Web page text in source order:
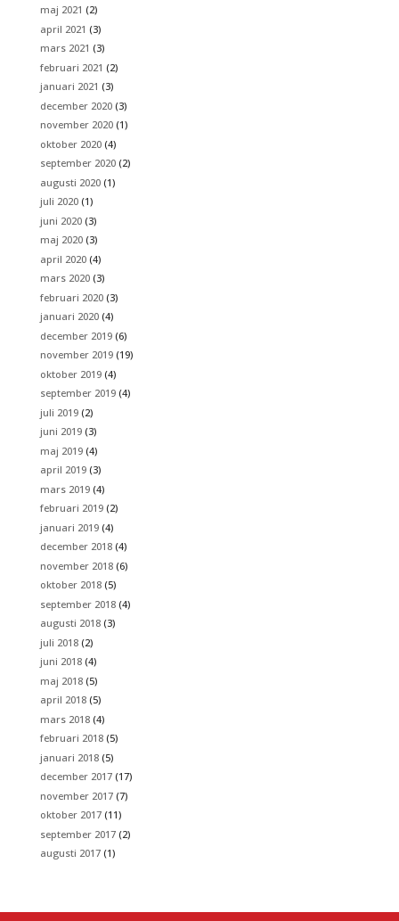
maj 2021 (2)
april 2021 (3)
mars 2021 (3)
februari 2021 (2)
januari 2021 (3)
december 2020(3)
november 2020(1)
oktober 2020(4)
september 2020(2)
augusti 2020(1)
juli 2020(1)
juni 2020(3)
maj 2020(3)
april 2020(4)
mars 2020(3)
februari 2020(3)
januari 2020(4)
december 2019(6)
november 2019(19)
oktober 2019(4)
september 2019(4)
juli 2019(2)
juni 2019(3)
maj 2019(4)
april 2019(3)
mars 2019(4)
februari 2019(2)
januari 2019(4)
december 2018(4)
november 2018(6)
oktober 2018(5)
september 2018(4)
augusti 2018(3)
juli 2018(2)
juni 2018(4)
maj 2018(5)
april 2018(5)
mars 2018(4)
februari 2018(5)
januari 2018(5)
december 2017(17)
november 2017(7)
oktober 2017(11)
september 2017(2)
augusti 2017(1)